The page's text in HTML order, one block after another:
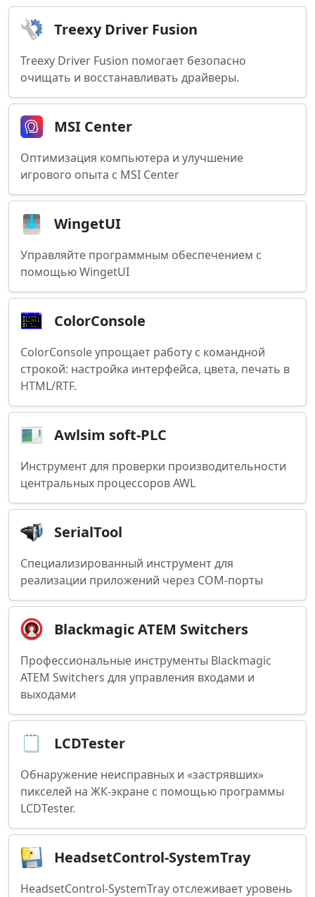
Treexy Driver Fusion
Treexy Driver Fusion помогает безопасно
очищать и восстанавливать драйверы.
MSI Center
Оптимизация компьютера и улучшение
игрового опыта с MSI Center
WingetUI
Управляйте программным обеспечением с
помощью WingetUI
ColorConsole
ColorConsole упрощает работу с командной
строкой: настройка интерфейса, цвета, печать в
HTML/RTF.
Awlsim soft-PLC
Инструмент для проверки производительности
центральных процессоров AWL
SerialTool
Специализированный инструмент для
реализации приложений через COM-порты
Blackmagic ATEM Switchers
Профессиональные инструменты Blackmagic
ATEM Switchers для управления входами и
выходами
LCDTester
Обнаружение неисправных и «застрявших»
пикселей на ЖК-экране с помощью программы
LCDTester.
HeadsetControl-SystemTray
HeadsetControl-SystemTray отслеживает уровень